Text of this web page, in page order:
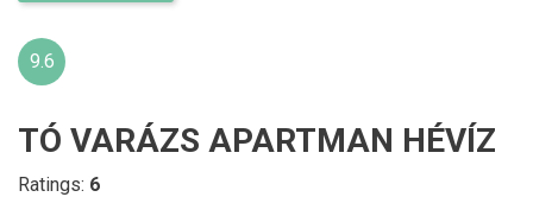
9.6
TÓ VARÁZS APARTMAN HÉVÍZ
Ratings: 6